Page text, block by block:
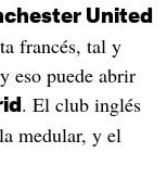
United
francés, tal y
eso puede abrir
. El club inglés
medular, y el